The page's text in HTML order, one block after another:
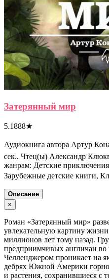
Затерянный мир
5.1888★
Аудиокнига автора Артур
сек.. Чтец(ы) Александр
жанрам: Детские
Зарубежные детские книги,
Описание
×
Роман «Затерянный мир»
увлекательную картину
миллионов лет тому назад.
предприимчивых англичан во
Челленджером проникает на
дебрях Южной Америки
и растения, сохранившиеся с